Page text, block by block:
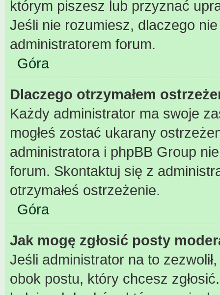
którym piszesz lub przyznać
Jeśli nie rozumiesz, dlaczego
administratorem forum.
Góra
Dlaczego otrzymałem
Każdy administrator ma swoje
mogłeś zostać ukarany
administratora i phpBB Group
forum. Skontaktuj się z
otrzymałeś ostrzeżenie.
Góra
Jak mogę zgłosić posty
Jeśli administrator na to
obok postu, który chcesz